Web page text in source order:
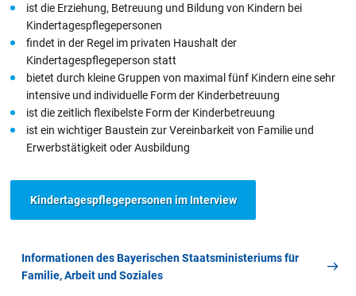
ist die Erziehung, Betreuung und Bildung von Kindern bei
Kindertagespflegepersonen
findet in der Regel im privaten Haushalt der
Kindertagespflegeperson statt
bietet durch kleine Gruppen von maximal fünf Kindern eine sehr
intensive und individuelle Form der Kinderbetreuung
ist die zeitlich flexibelste Form der Kinderbetreuung
ist ein wichtiger Baustein zur Vereinbarkeit von Familie und
Erwerbstätigkeit oder Ausbildung
Kindertagespflegepersonen im Interview
Informationen des Bayerischen Staatsministeriums für
Familie, Arbeit und Soziales